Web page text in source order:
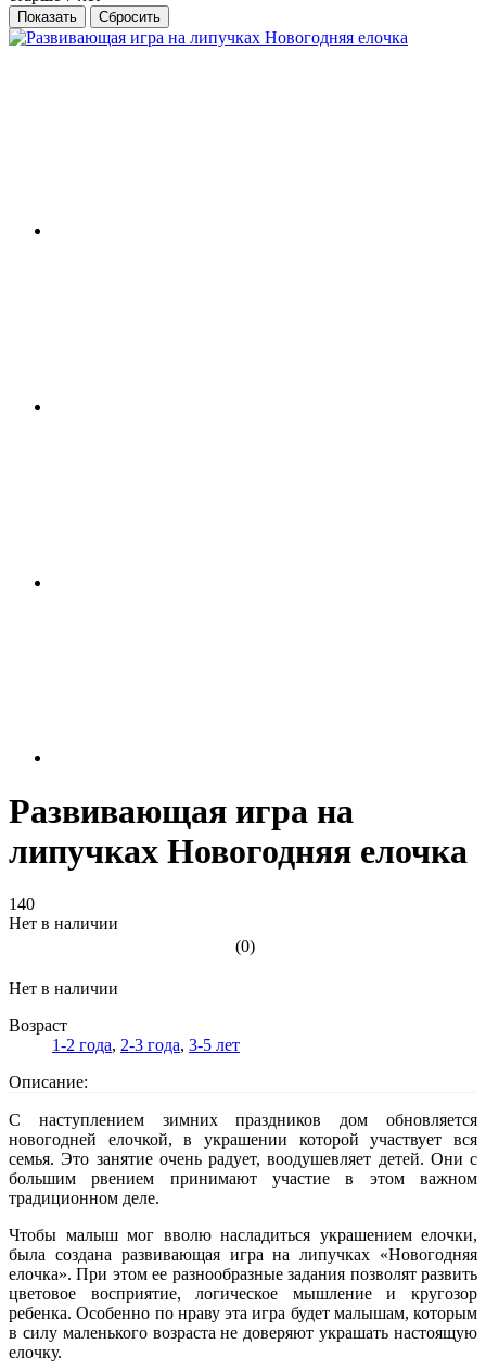
Развивающая игра на
липучках Новогодняя елочка
140
Нет в наличии
(0)
Нет в наличии
Возраст
1-2 года, 2-3 года, 3-5 лет
Описание:
С наступлением зимних праздников дом обновляется
новогодней елочкой, в украшении которой участвует вся
семья. Это занятие очень радует, воодушевляет детей. Они с
большим рвением принимают участие в этом важном
традиционном деле.
Чтобы малыш мог вволю насладиться украшением елочки,
была создана развивающая игра на липучках «Новогодняя
елочка». При этом ее разнообразные задания позволят развить
цветовое восприятие, логическое мышление и кругозор
ребенка. Особенно по нраву эта игра будет малышам, которым
в силу маленького возраста не доверяют украшать настоящую
елочку.